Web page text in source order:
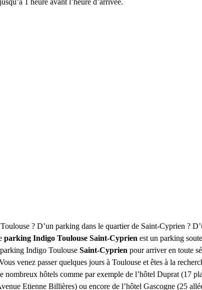
? D’un parking dans le quartier de Saint-Cyprien ?
parking Indigo Toulouse Saint-Cyprien est un parking
parking Indigo Toulouse Saint-Cyprien pour arriver en toute
venez passer quelques jours à Toulouse et êtes à la
hôtels comme par exemple de l’hôtel Duprat (17
Etienne Billières) ou encore de l’hôtel Gascogne (25